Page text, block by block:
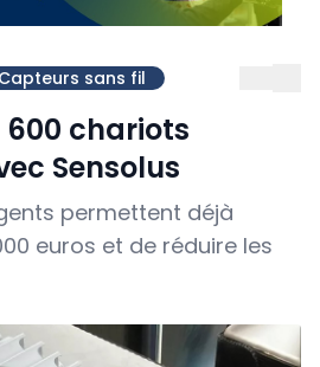
Capteurs sans fil
chariots
Sensolus
permettent déjà
euros et de réduire les